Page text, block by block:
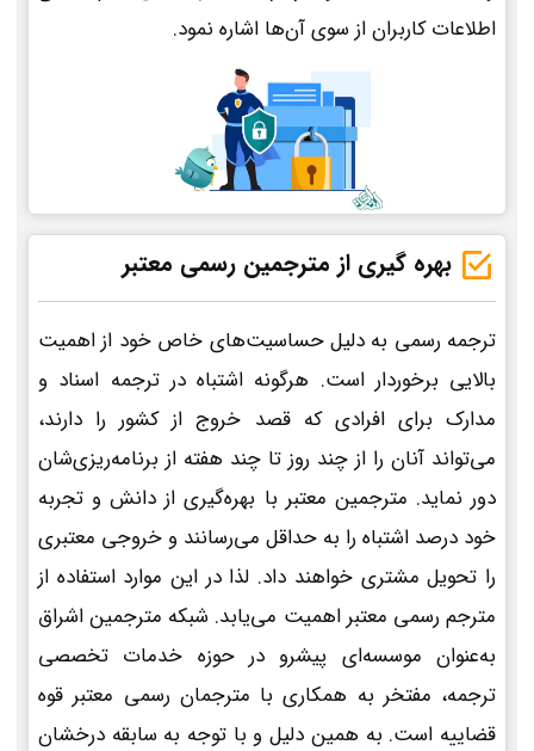
اطلاعات کاربران از سوی آن‌ها اشاره نمود.
بهره گیری از مترجمین رسمی معتبر
ترجمه رسمی به دلیل حساسیت‌های خاص خود از اهمیت
بالایی برخوردار است. هرگونه اشتباه در ترجمه اسناد و
مدارک برای افرادی که قصد خروج از کشور را دارند،
می‌تواند آنان را از چند روز تا چند هفته از برنامه‌ریزی‌شان
دور نماید. مترجمین معتبر با بهره‌گیری از دانش و تجربه
خود درصد اشتباه را به حداقل می‌رسانند و خروجی معتبری
را تحویل مشتری خواهند داد. لذا در این موارد استفاده از
مترجم رسمی معتبر اهمیت می‌یابد. شبکه مترجمین اشراق
به‌عنوان موسسه‌ای پیشرو در حوزه خدمات تخصصی
ترجمه، مفتخر به همکاری با مترجمان رسمی معتبر قوه
قضاییه است. به همین دلیل و با توجه به سابقه درخشان